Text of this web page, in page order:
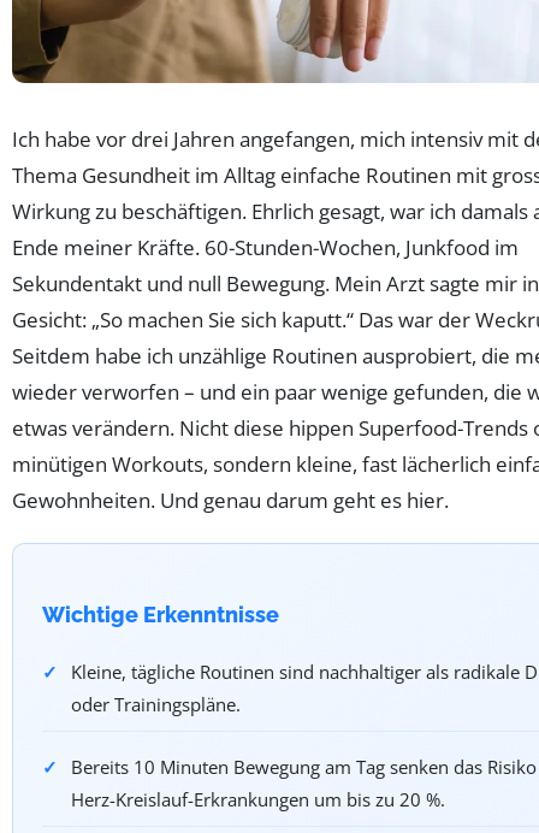
Ich habe vor drei Jahren angefangen, mich intensiv mit
Thema Gesundheit im Alltag einfache Routinen mit
Wirkung zu beschäftigen. Ehrlich gesagt, war ich damals
Ende meiner Kräfte. 60-Stunden-Wochen, Junkfood im
Sekundentakt und null Bewegung. Mein Arzt sagte mir
Gesicht: „So machen Sie sich kaputt.“ Das war der
Seitdem habe ich unzählige Routinen ausprobiert, die
wieder verworfen – und ein paar wenige gefunden, die
etwas verändern. Nicht diese hippen Superfood-Trends
minütigen Workouts, sondern kleine, fast lächerlich
Gewohnheiten. Und genau darum geht es hier.
Wichtige Erkenntnisse
Kleine, tägliche Routinen sind nachhaltiger als radikale
oder Trainingspläne.
Bereits 10 Minuten Bewegung am Tag senken das
Herz-Kreislauf-Erkrankungen um bis zu 20 %.